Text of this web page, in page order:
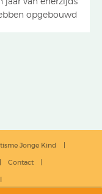
jaar van enerzijds
opgebouwd, ...
Jonge Kind
Contact